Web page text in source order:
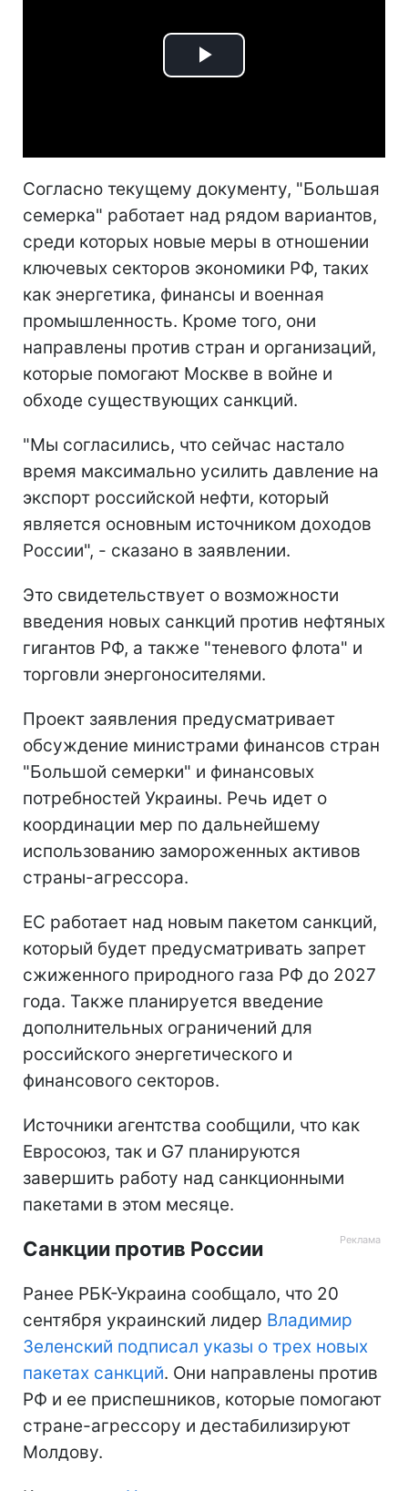
Play
Согласно текущему документу, "Большая
семерка" работает над рядом вариантов,
среди которых новые меры в отношении
ключевых секторов экономики РФ, таких
как энергетика, финансы и военная
промышленность. Кроме того, они
направлены против стран и организаций,
которые помогают Москве в войне и
обходе существующих санкций.
"Мы согласились, что сейчас настало
время максимально усилить давление на
экспорт российской нефти, который
является основным источником доходов
России", - сказано в заявлении.
Это свидетельствует о возможности
введения новых санкций против нефтяных
гигантов РФ, а также "теневого флота" и
торговли энергоносителями.
Проект заявления предусматривает
обсуждение министрами финансов стран
"Большой семерки" и финансовых
потребностей Украины. Речь идет о
координации мер по дальнейшему
использованию замороженных активов
страны-агрессора.
ЕС работает над новым пакетом санкций,
который будет предусматривать запрет
сжиженного природного газа РФ до 2027
года. Также планируется введение
дополнительных ограничений для
российского энергетического и
финансового секторов.
Источники агентства сообщили, что как
Евросоюз, так и G7 планируются
завершить работу над санкционными
пакетами в этом месяце.
Санкции против России
Ранее РБК-Украина сообщало, что 20
сентября украинский лидер Владимир
Зеленский подписал указы о трех новых
пакетах санкций. Они направлены против
РФ и ее приспешников, которые помогают
стране-агрессору и дестабилизируют
Молдову.